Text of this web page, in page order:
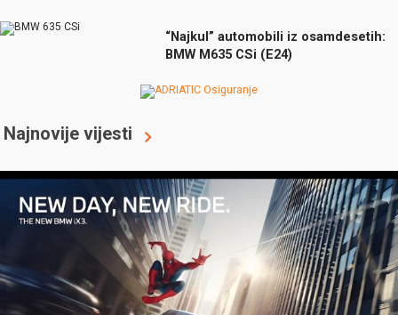
“Najkul” automobili iz osamdesetih:
BMW M635 CSi (E24)
Najnovije vijesti